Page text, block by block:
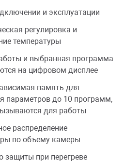
и эксплуатации
регулировка и
температуры
и выбранная программа
на цифровом дисплее
память для
параметров до 10 программ,
для работы
распределение
по объему камеры
защиты при перегреве